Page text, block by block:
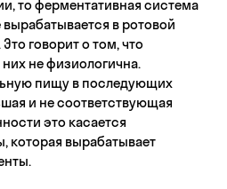
то ферментативная система
вырабатывается в ротовой
говорит о том, что
не физиологична.
пищу в последующих
и не соответствующая
это касается
которая вырабатывает